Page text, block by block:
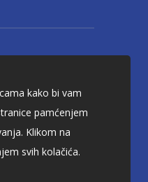
kako bi vam
pamćenjem
Klikom na
svih kolačića.